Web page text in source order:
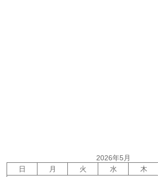
2026年5月
日
月 火 水 木